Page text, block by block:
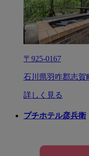
〒925-0167
石川県羽咋郡志賀
詳しく見る
プチホテル彦兵衛